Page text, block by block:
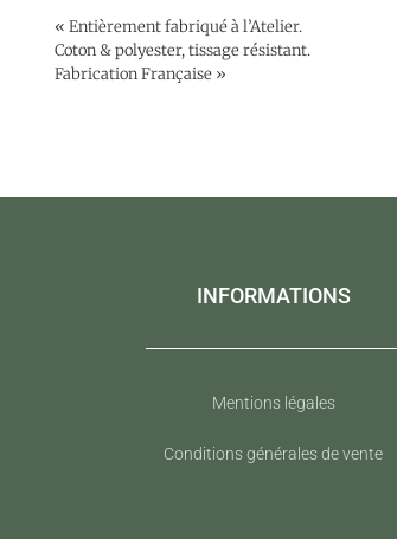
« Entièrement fabriqué à l’Atelier.
Coton & polyester, tissage résistant.
Fabrication Française »
INFORMATIONS
Mentions légales
Conditions générales de vente